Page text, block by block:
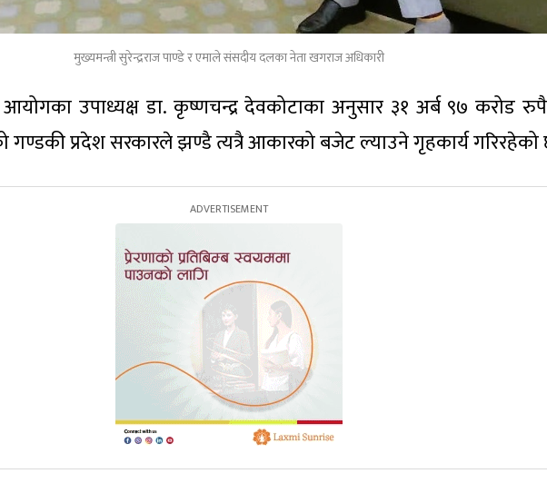
मुख्यमन्त्री सुरेन्द्रराज पाण्डे र एमाले संसदीय दलका नेता खगराज अधिकारी
उपाध्यक्ष डा. कृष्णचन्द्र देवकोटाका अनुसार ३१ अर्ब ९७ करोड
प्रदेश सरकारले झण्डै त्यत्रै आकारको बजेट ल्याउने गृहकार्य गरिरहेको